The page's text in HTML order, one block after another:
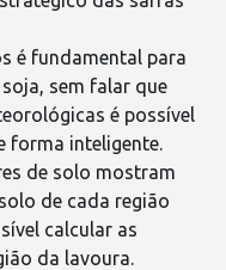
é fundamental para
sem falar que
é possível
forma inteligente.
de solo mostram
de cada região
calcular as
da lavoura.